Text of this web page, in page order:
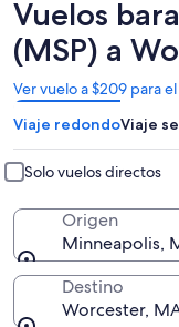
Vuelos
(MSP) a
Ver vuelo a $209 para
Se
abrirá
en
una
nueva
ventana
Viaje redondoViaje
Solo vuelos directos
Origen
Minneapolis,
Destino
Worcester,